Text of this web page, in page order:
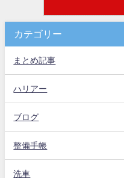
カテゴリー
まとめ記事
ハリアー
ブログ
整備手帳
洗車